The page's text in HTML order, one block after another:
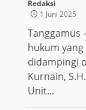
Redaksi
1 Juni 2025
Tanggamus
hukum
didampingi
Kurnain,
Unit...